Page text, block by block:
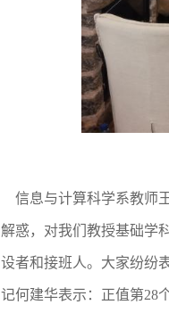
信息与计算科学系教师
解惑，对我们教授基础学
设者和接班人。大家纷纷
记何建华表示：正值第28